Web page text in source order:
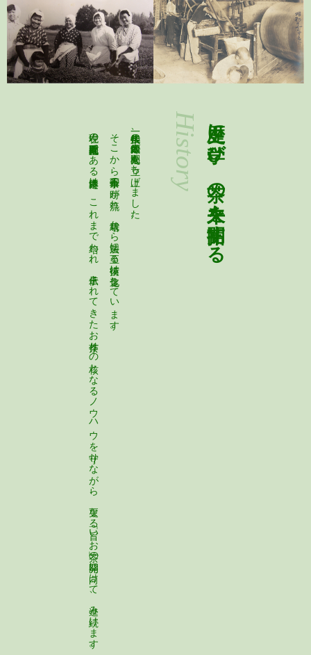
歴史に学び、茶の未来を開拓する
History
一八〇〇年代後半、鈴木儀太郎が丸松園を立ち上げました。
そこから百三十余年の時が流れ、栽培から製法に至る技術は進化しています。
現在の丸松園五代目園主である鈴木博之は、これまで培われ、伝承されてきたお茶作りの核となるノウハウを守りながら、更なる「旨いお茶」の開発に向けて、進み続けます。